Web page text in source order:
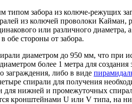
типом забора из колюче-режущих
из колючей проволоки
или различного диаметра,
обе стороны от забора.
диаметром до 950 мм, что
более 1 метра для
заграждения, либо в виде
спирали для получения
для нижней и промежуточных
кронштейнами U или V типа, на